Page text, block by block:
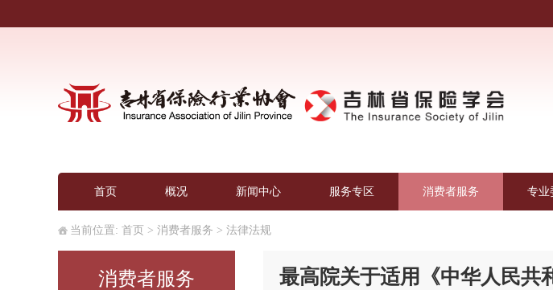
首页 概况 新闻中心 服务专区 消费者服务 专业
当前位置: 首页 > 消费者服务 > 法律法规
消费者服务 最高院关于适用《中华人民共